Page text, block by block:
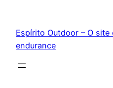
conteúdo
Espírito Outdoor – O
endurance